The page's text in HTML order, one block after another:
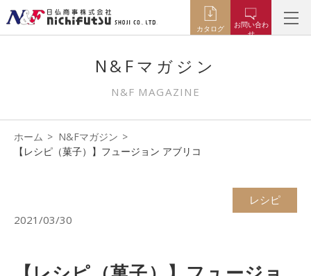
カタログ
お問い合わ
せ
N&Fマガジン
N&F MAGAZINE
ホーム
N&Fマガジン
【レシピ（菓子）】フュージョン アブリコ
レシピ
2021/03/30